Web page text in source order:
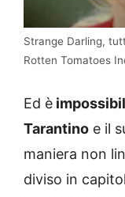
Strange Darling,
Rotten Tomatoes
Ed è
Tarantino e il
maniera non
diviso in